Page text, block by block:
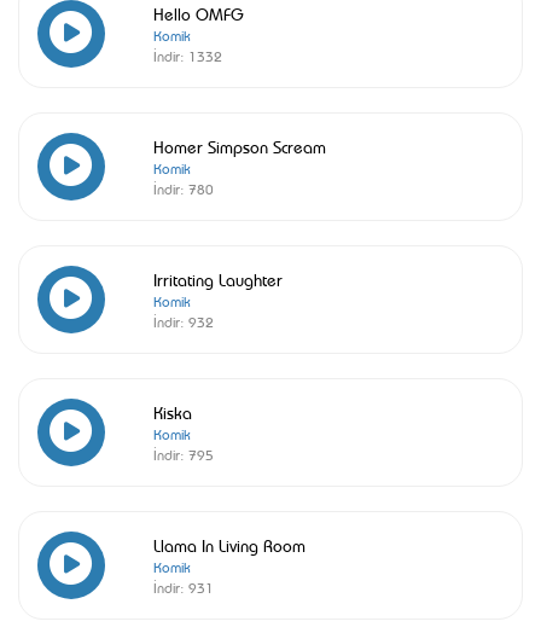
Hello OMFG
Komik
İndir: 1332
Homer Simpson Scream
Komik
İndir: 780
Irritating Laughter
Komik
İndir: 932
Kiska
Komik
İndir: 795
Llama In Living Room
Komik
İndir: 931